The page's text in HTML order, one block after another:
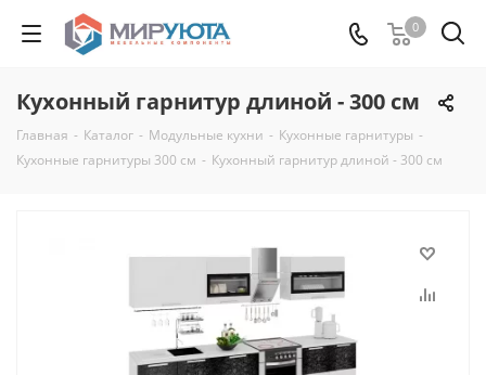
0
Кухонный гарнитур длиной - 300 см
Главная - Каталог - Модульные кухни - Кухонные гарнитуры -
Кухонные гарнитуры 300 см - Кухонный гарнитур длиной - 300 см